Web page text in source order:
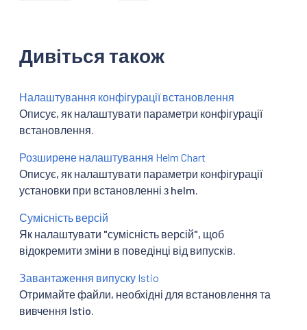
Дивіться також
Налаштування конфігурації встановлення
Описує, як налаштувати параметри конфігурації
встановлення.
Розширене налаштування Helm Chart
Описує, як налаштувати параметри конфігурації
установки при встановленні з helm.
Сумісність версій
Як налаштувати "сумісність версій", щоб
відокремити зміни в поведінці від випусків.
Завантаження випуску Istio
Отримайте файли, необхідні для встановлення та
вивчення Istio.